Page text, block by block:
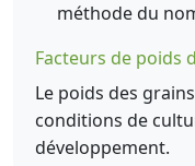
méthode du
Facteurs de poids
Le poids des
conditions de
développement.